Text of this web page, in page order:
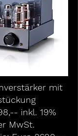
mit
inkl. 19%
MwSt.